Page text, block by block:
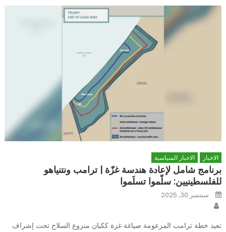
الاخبار الاخبار السياسية
برنامج شامل لإعادة هندسة غزّة | ترامب ونتنياهو
للفلسطينيين: سلّموا تسلَموا
Posted
onسبتمبر 30, 2025
تعيد خطة ترامب المزعومة صياغة غزة ككيان منزوع السلاح تحت إشراف